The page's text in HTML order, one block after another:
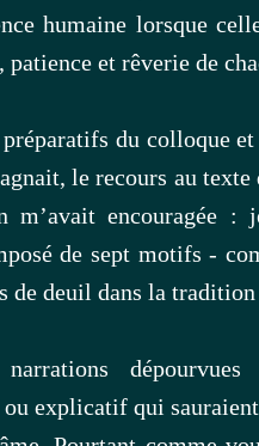
humaine lorsque
patience et rêverie de
préparatifs du colloque
le recours au texte
m’avait encouragée :
de sept motifs -
de deuil dans la
narrations dépourvues
explicatif qui sauraient